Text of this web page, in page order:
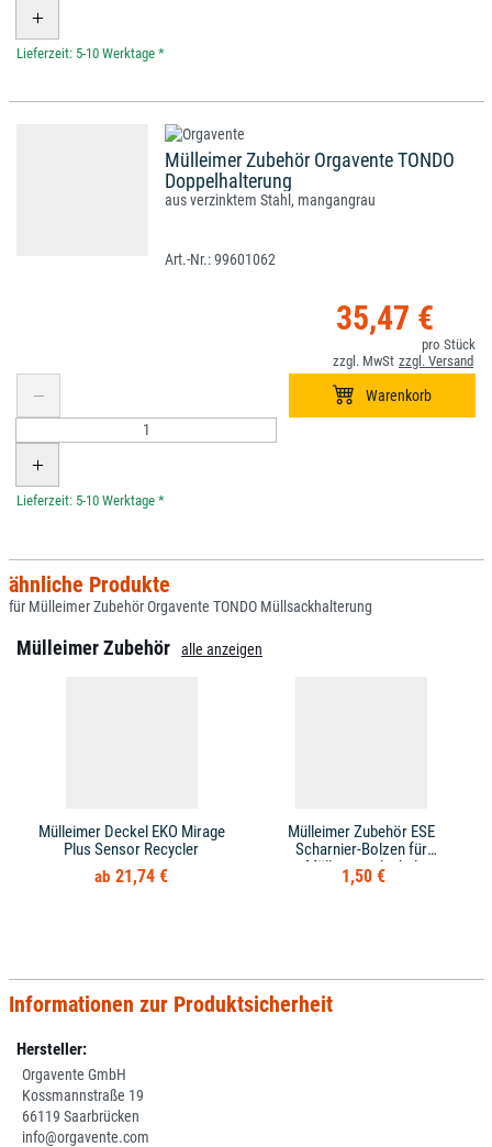
*
Mülleimer Zubehör Orgavente TONDO
Doppelhalterung
aus verzinktem Stahl, mangangrau
99601062
35,47 €
*
ähnliche Produkte
für Mülleimer Zubehör Orgavente TONDO Müllsackhalterung
Mülleimer Zubehör alle anzeigen
Mülleimer Deckel EKO Mirage
Plus Sensor Recycler
21,74 €
Mülleimer Zubehör ESE
Scharnier-Bolzen für
Mülltonnendeckel
1,50 €
Informationen zur Produktsicherheit
Hersteller:
Orgavente GmbH
Kossmannstraße 19
66119 Saarbrücken
info@orgavente.com